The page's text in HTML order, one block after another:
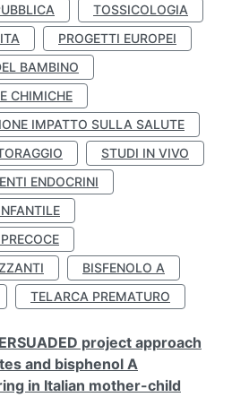
TOSSICOLOGIA
PROGETTI EUROPEI
BAMBINO
CHIMICHE
IMPATTO SULLA SALUTE
STUDI IN VIVO
ENDOCRINI
BISFENOLO A
TELARCA PREMATURO
project approach
and bisphenol A
in Italian mother-child